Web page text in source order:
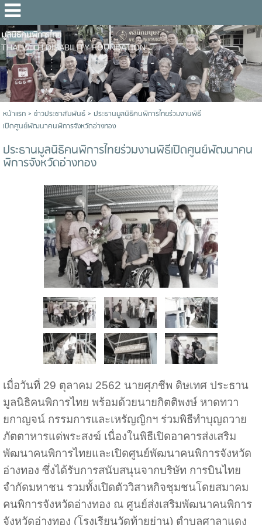
มูลนิธิคนพิการไทย
THAI WITH DISABILITY FOUNDATION
หน้าแรก> ข่าวประชาสัมพันธ์> ประธานมูลนิธิคนพิการไทยร่วมงานพิธี
เปิดศูนย์พัฒนาคนพิการจังหวัดอ่างทอง
ประธานมูลนิธิคนพิการไทยร่วมงานพิธีเปิดศูนย์พัฒนาคน
พิการจังหวัดอ่างทอง
เมื่อวันที่ 29 ตุลาคม 2562 นายศุภชีพ ดิษเทศ ประธาน
มูลนิธิคนพิการไทย พร้อมด้วยนายกิตติพงษ์ หาดทวา
ยกาญจน์ กรรมการและเหรัญญิกฯ ร่วมพิธีทำบุญถวาย
ภัตตาหารแด่พระสงฆ์ เนื่องในพิธีเปิดอาคารส่งเสริม
พัฒนาคนพิการไทยและเปิดศูนย์พัฒนาคนพิการจังหวัด
อ่างทอง ซึ่งได้รับการสนับสนุนจากบริษัท การบินไทย
จำกัดมหาชน รวมทั้งเปิดตัววิสาหกิจชุมชนโดยสมาคม
คนพิการจังหวัดอ่างทอง ณ ศูนย์ส่งเสริมพัฒนาคนพิการ
จังหวัดอ่างทอง (โรงเรียนวัดท้ายย่าน) ตำบลศาลาแดง